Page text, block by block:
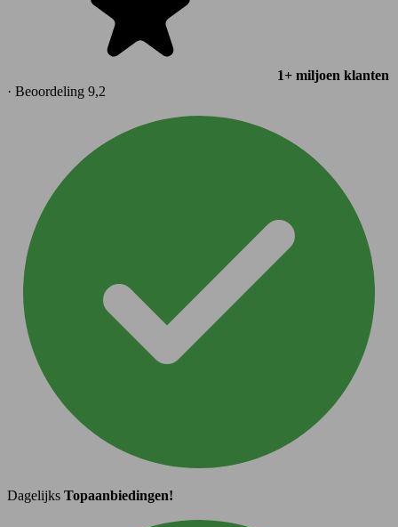
1+ miljoen klanten
· Beoordeling 9,2
Dagelijks Topaanbiedingen!